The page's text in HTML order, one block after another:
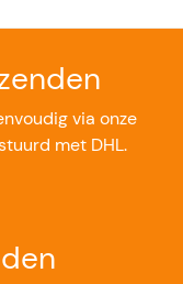
via onze
met DHL.